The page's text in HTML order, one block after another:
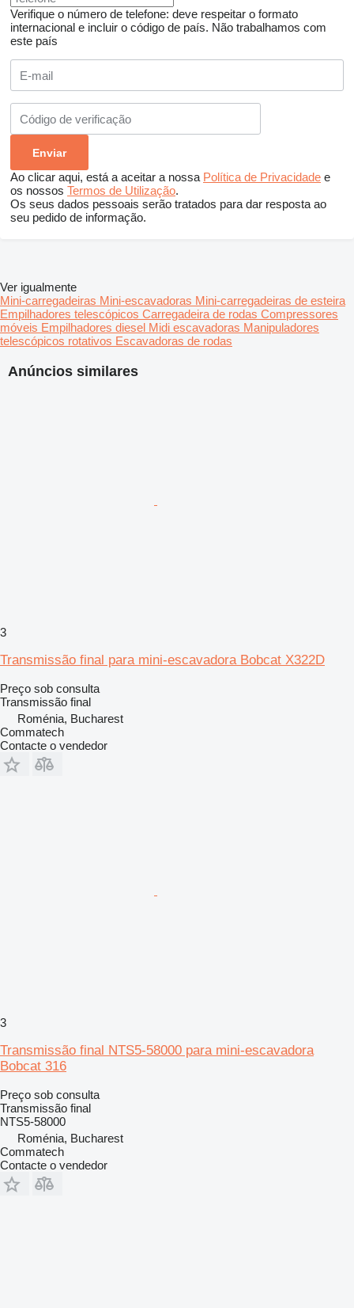
Verifique o número de telefone: deve respeitar o formato
internacional e incluir o código de país. Não trabalhamos com
este país
Ao clicar aqui, está a aceitar a nossa Política de Privacidade e
os nossos Termos de Utilização.
Os seus dados pessoais serão tratados para dar resposta ao
seu pedido de informação.
Anúncios similares
3
Transmissão final para mini-escavadora Bobcat X322D
Preço sob consulta
Transmissão final
Roménia, Bucharest
Commatech
Contacte o vendedor
3
Transmissão final NTS5-58000 para mini-escavadora
Bobcat 316
Preço sob consulta
Transmissão final
NTS5-58000
Roménia, Bucharest
Commatech
Contacte o vendedor
Ver igualmente
Mini-carregadeiras Mini-escavadoras Mini-carregadeiras de esteira
Empilhadores telescópicos Carregadeira de rodas Compressores
móveis Empilhadores diesel Midi escavadoras Manipuladores
telescópicos rotativos Escavadoras de rodas